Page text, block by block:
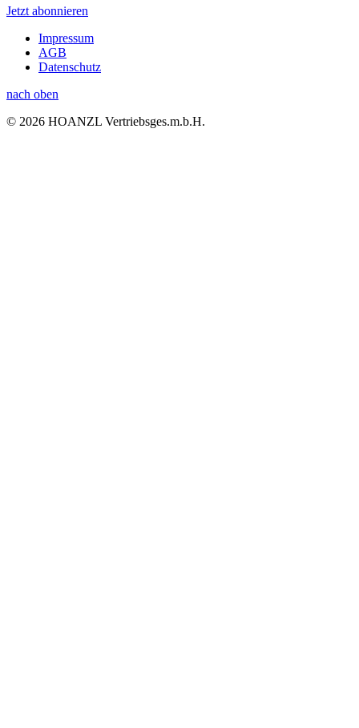
Jetzt abonnieren
Impressum
AGB
Datenschutz
nach oben
© 2026 HOANZL Vertriebsges.m.b.H.